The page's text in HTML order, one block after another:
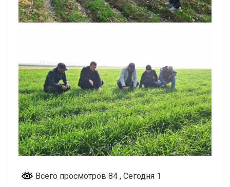
Всего просмотров 84 , Сегодня 1